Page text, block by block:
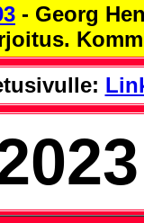
- Georg